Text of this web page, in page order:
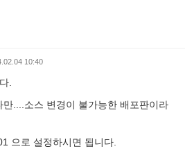
10:40
.
만....소스 변경이 불가능한 배포판이라
으로 설정하시면 됩니다.